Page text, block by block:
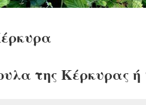
της Κέρκυρας ή